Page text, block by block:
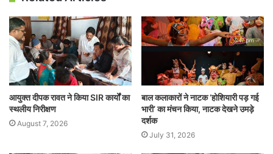
आयुक्त दीपक रावत ने किया SIR कार्यों का
स्थलीय निरीक्षण
August 7, 2026
बाल कलाकारों ने नाटक ‘होशियारी पड़ गई
भारी’ का मंचन किया, नाटक देखने उमड़े
दर्शक
July 31, 2026